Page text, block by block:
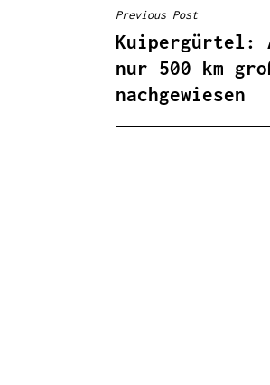
B
E
I
T
Previous Post
Kuipergürtel:
nur 500 km
nachgewiesen